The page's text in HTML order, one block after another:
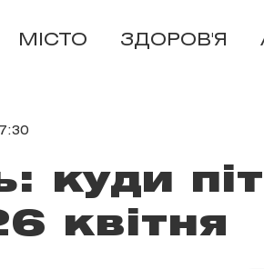
МІСТО ЗДОРОВ'Я
куди
квітня